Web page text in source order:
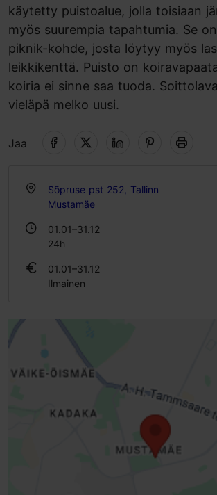
käytetty puistoalue, jolla toisiaan
myös suurempia tapahtumia. Se
piknik-kohde, josta löytyy myös
leikkikenttä. Puisto on
koiria ei sinne saa tuoda.
vieläpä melko uusi.
Jaa
Sõpruse pst 252, Tallinn
Mustamäe
01.01–31.12
24h
01.01–31.12
Ilmainen